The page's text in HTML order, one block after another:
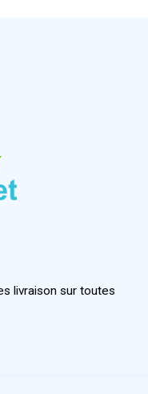
livraison sur toutes